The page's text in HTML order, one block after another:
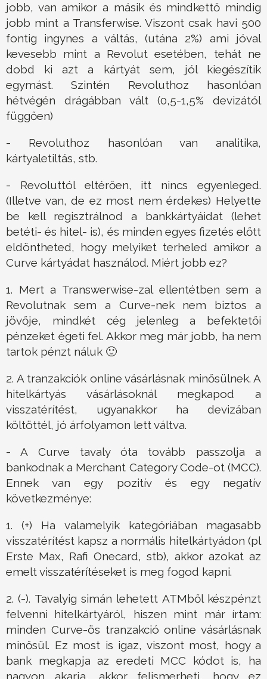
jobb, van amikor a másik és mindkettő mindig
jobb mint a Transferwise. Viszont csak havi 500
fontig ingynes a váltás, (utána 2%) ami jóval
kevesebb mint a Revolut esetében, tehát ne
dobd ki azt a kártyát sem, jól kiegészítik
egymást. Szintén Revoluthoz hasonlóan
hétvégén drágábban vált (0,5-1,5% devizától
függően)
- Revoluthoz hasonlóan van analitika,
kártyaletiltás, stb.
- Revoluttól eltérően, itt nincs egyenleged.
(Illetve van, de ez most nem érdekes) Helyette
be kell regisztrálnod a bankkártyáidat (lehet
betéti- és hitel- is), és minden egyes fizetés előtt
eldöntheted, hogy melyiket terheled amikor a
Curve kártyádat használod. Miért jobb ez?
1. Mert a Transwerwise-zal ellentétben sem a
Revolutnak sem a Curve-nek nem biztos a
jövője, mindkét cég jelenleg a befektetői
pénzeket égeti fel. Akkor meg már jobb, ha nem
tartok pénzt náluk 🙂
2. A tranzakciók online vásárlásnak minősülnek. A
hitelkártyás vásárlásoknál megkapod a
visszatérítést, ugyanakkor ha devizában
költöttél, jó árfolyamon lett váltva.
- A Curve tavaly óta tovább passzolja a
bankodnak a Merchant Category Code-ot (MCC).
Ennek van egy pozitív és egy negatív
következménye:
1. (+) Ha valamelyik kategóriában magasabb
visszatérítést kapsz a normális hitelkártyádon (pl
Erste Max, Rafi Onecard, stb), akkor azokat az
emelt visszatérítéseket is meg fogod kapni.
2. (-). Tavalyig simán lehetett ATMből készpénzt
felvenni hitelkártyáról, hiszen mint már írtam:
minden Curve-ös tranzakció online vásárlásnak
minősül. Ez most is igaz, viszont most, hogy a
bank megkapja az eredeti MCC kódot is, ha
nagyon akarja, akkor felismerheti, hogy ez